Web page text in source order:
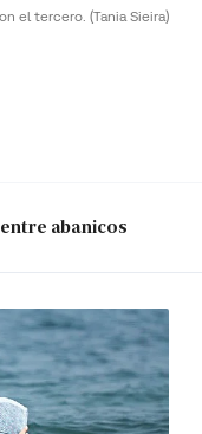
el tercero. (Tania Sieira)
abanicos